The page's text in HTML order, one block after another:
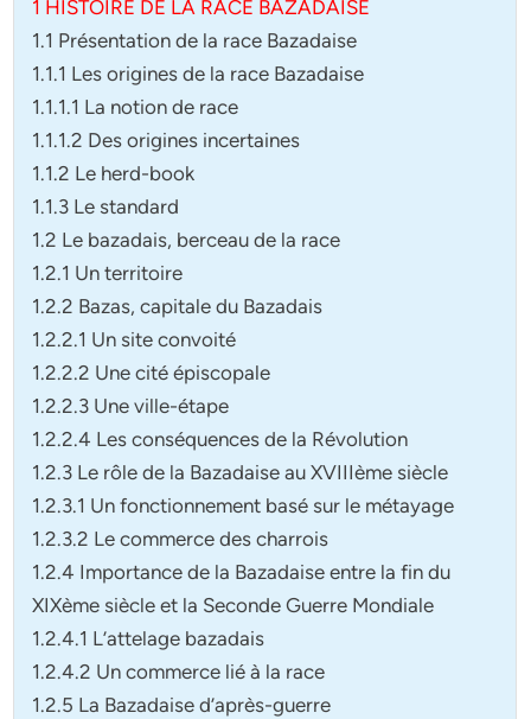
1 HISTOIRE DE LA RACE BAZADAISE
1.1 Présentation de la race Bazadaise
1.1.1 Les origines de la race Bazadaise
1.1.1.1 La notion de race
1.1.1.2 Des origines incertaines
1.1.2 Le herd-book
1.1.3 Le standard
1.2 Le bazadais, berceau de la race
1.2.1 Un territoire
1.2.2 Bazas, capitale du Bazadais
1.2.2.1 Un site convoité
1.2.2.2 Une cité épiscopale
1.2.2.3 Une ville-étape
1.2.2.4 Les conséquences de la Révolution
1.2.3 Le rôle de la Bazadaise au XVIIIème siècle
1.2.3.1 Un fonctionnement basé sur le métayage
1.2.3.2 Le commerce des charrois
1.2.4 Importance de la Bazadaise entre la fin du
XIXème siècle et la Seconde Guerre Mondiale
1.2.4.1 L’attelage bazadais
1.2.4.2 Un commerce lié à la race
1.2.5 La Bazadaise d’après-guerre